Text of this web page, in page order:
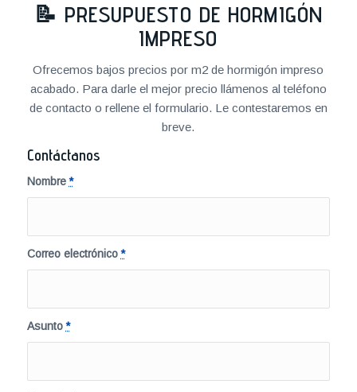
📝 PRESUPUESTO DE HORMIGÓN
IMPRESO
Ofrecemos bajos precios por m2 de hormigón impreso
acabado. Para darle el mejor precio llámenos al teléfono
de contacto o rellene el formulario. Le contestaremos en
breve.
Contáctanos
Nombre*
Correo electrónico*
Asunto*